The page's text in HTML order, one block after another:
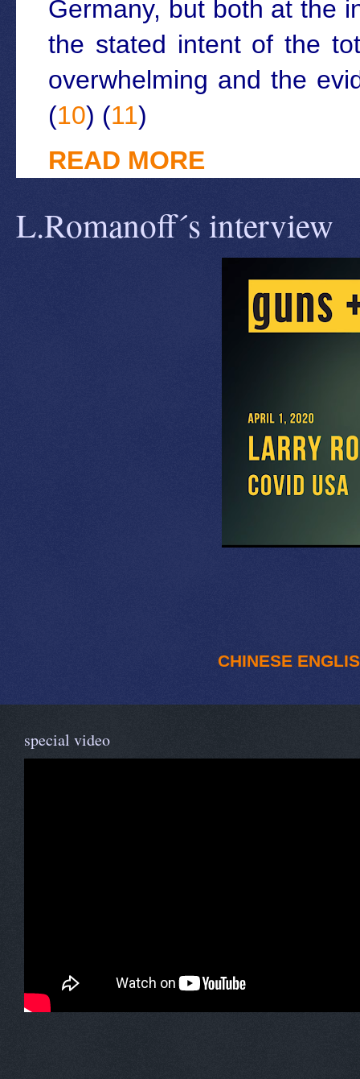
Germany, but both at the
the stated intent of the
overwhelming and the
(10) (11)
READ MORE
L.Romanoff´s interview
CHINESE
special video